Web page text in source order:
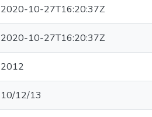
2020-10-27T16:20:37Z
2020-10-27T16:20:37Z
2012
10/12/13